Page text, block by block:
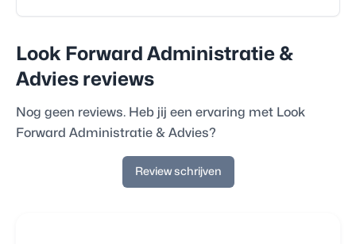
Look Forward Administratie &
Advies reviews
Nog geen reviews. Heb jij een ervaring met Look
Forward Administratie & Advies?
Review schrijven